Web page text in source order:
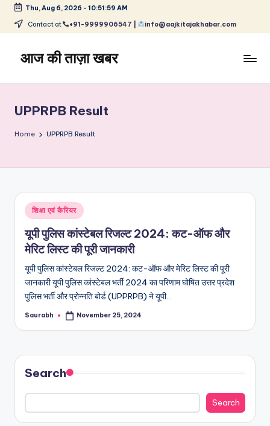
Skip
content
Thu, Aug 6, 2026 - 10:52:00 AM
Contact at +91-9999906547 | info@aajkitajakhabar.com
आज की ताज़ा खबर
ताज़ा
समाचार
–
और
विश्व
UPPRPB Result
Home UPPRPB Result
Posted
in
शिक्षा एवं कैरियर
यूपी पुलिस कांस्टेबल रिजल्ट 2024: कट-ऑफ और
मेरिट लिस्ट की पूरी जानकारी
यूपी पुलिस कांस्टेबल रिजल्ट 2024: कट-ऑफ और मेरिट लिस्ट की पूरी
जानकारी यूपी पुलिस कांस्टेबल भर्ती 2024 का परिणाम घोषित उत्तर प्रदेश
पुलिस भर्ती और प्रोन्नति बोर्ड (UPPRPB) ने यूपी…
Posted
Saurabh November 25, 2024
Search
Search